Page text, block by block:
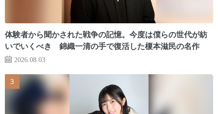
体験者から聞かされた戦争の記憶。今度は僕らの世代が紡
いでいくべき 錦織一清の手で復活した榎本滋民の名作
2026.08.03